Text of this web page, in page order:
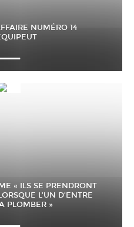
NUMÉRO 14
« ILS SE PRENDRONT
L’UN D’ENTRE
PLOMBER »